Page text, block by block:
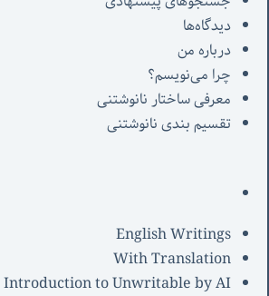
دیدگاه‌ها
درباره من
چرا می‌نویسم؟
معرفی‌ ساختار نانوشتنی
تقسیم بندی نانوشتنی
English Writings
With Translation
Introduction to Unwritable by AI